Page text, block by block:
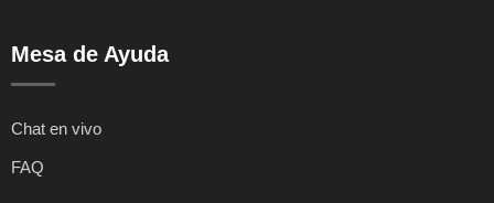
Mesa de Ayuda
Chat en vivo
FAQ